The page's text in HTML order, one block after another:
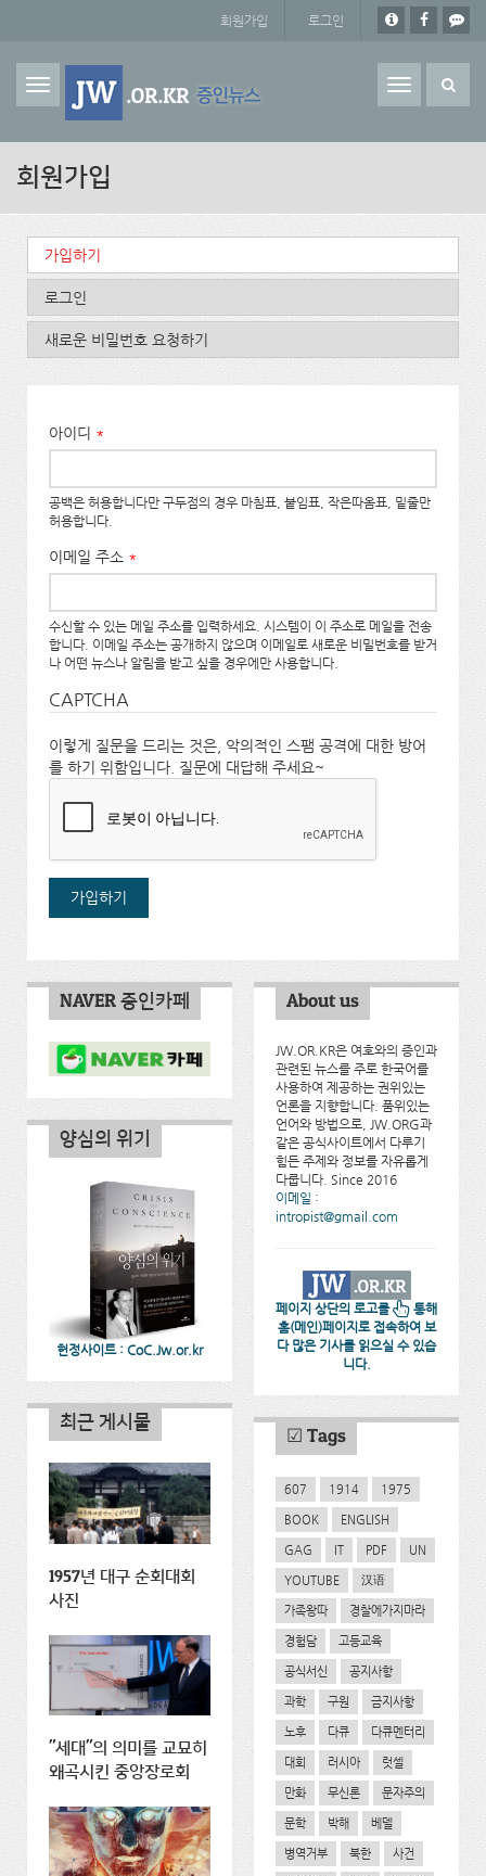
회원가입 로그인
Toggle
navigation
회원가입
기본탭
가입하기
로그인
새로운 비밀번호 요청하기
아이디 *
공백은 허용합니다만 구두점의 경우 마침표, 붙임표, 작은따옴표, 밑줄만
허용합니다.
이메일 주소 *
수신할 수 있는 메일 주소를 입력하세요. 시스템이 이 주소로 메일을 전송
합니다. 이메일 주소는 공개하지 않으며 이메일로 새로운 비밀번호를 받거
나 어떤 뉴스나 알림을 받고 싶을 경우에만 사용합니다.
CAPTCHA
이렇게 질문을 드리는 것은, 악의적인 스팸 공격에 대한 방어
를 하기 위함입니다. 질문에 대답해 주세요~
NAVER 증인카페 About us
JW.OR.KR은 여호와의 증인과
관련된 뉴스를 주로 한국어를
사용하여 제공하는 권위있는
언론을 지향합니다. 품위있는
언어와 방법으로, JW.ORG과
같은 공식사이트에서 다루기
힘든 주제와 정보를 자유롭게
다룹니다. Since 2016
이메일 :
intropist@gmail.com
페이지 상단의 로고를
통해
홈(메인)페이지로 접속하여 보
다 많은 기사를 읽으실 수 있습
니다.
양심의 위기
헌정사이트 : CoC.Jw.or.kr
최근 게시물
1957년 대구 순회대회
사진
"세대"의 의미를 교묘히
왜곡시킨 중앙장로회
☑ Tags
607 1914 1975
BOOK ENGLISH
GAG IT PDF UN
YOUTUBE 汉语
가족왕따 경찰에가지마라
경험담 고등교육
공식서신 공지사항
과학 구원 금지사항
노후 다큐 다큐멘터리
대회 러시아 럿셀
만화 무신론 문자주의
문학 박해 베델
병역거부 북한 사건